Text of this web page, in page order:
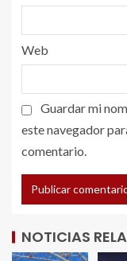
Web
Guardar mi
este navegador
comentario.
NOTICIAS